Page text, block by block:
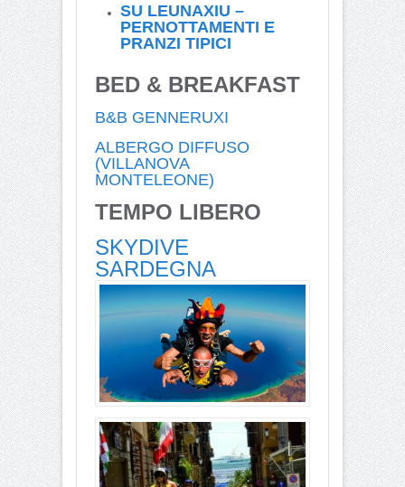
SU LEUNAXIU –
PERNOTTAMENTI E
PRANZI TIPICI
BED & BREAKFAST
B&B GENNERUXI
ALBERGO DIFFUSO
(VILLANOVA
MONTELEONE)
TEMPO LIBERO
SKYDIVE
SARDEGNA